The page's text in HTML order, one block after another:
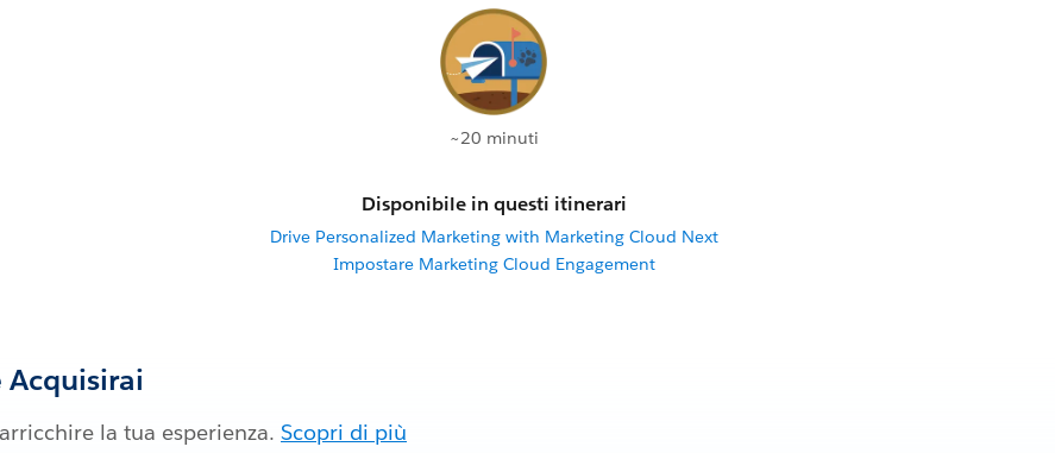
~20 minuti
Disponibile in questi itinerari
Drive Personalized Marketing with Marketing Cloud Next
Impostare Marketing Cloud Engagement
Acquisirai
la tua esperienza. Scopri di più